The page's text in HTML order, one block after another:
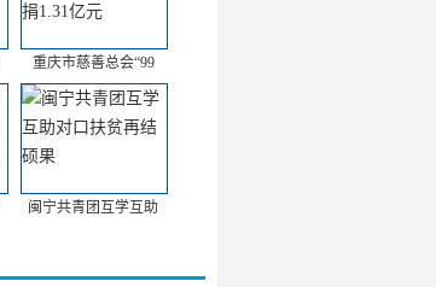
重庆市慈善总会“99
闽宁共青团互学互助